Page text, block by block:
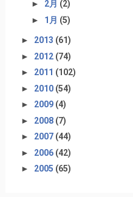
► 2月 (2)
► 1月 (5)
► 2013 (61)
► 2012 (74)
► 2011 (102)
► 2010 (54)
► 2009 (4)
► 2008 (7)
► 2007 (44)
► 2006 (42)
► 2005 (65)